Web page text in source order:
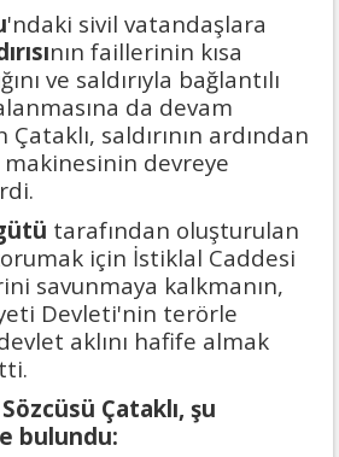
'ndaki sivil vatandaşlara
nın faillerinin kısa
ve saldırıyla bağlantılı
da devam
saldırının ardından
devreye
tarafından oluşturulan
için İstiklal Caddesi
savunmaya kalkmanın,
Devleti'nin terörle
aklını hafife almak
Çataklı, şu
bulundu: